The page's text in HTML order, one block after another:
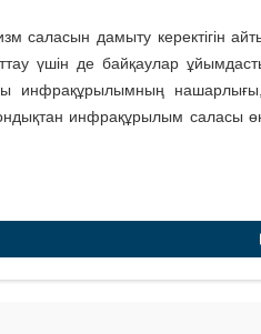
саласын дамыту керектігін
үшін де байқаулар
осы инфрақұрылымның
инфрақұрылым саласы